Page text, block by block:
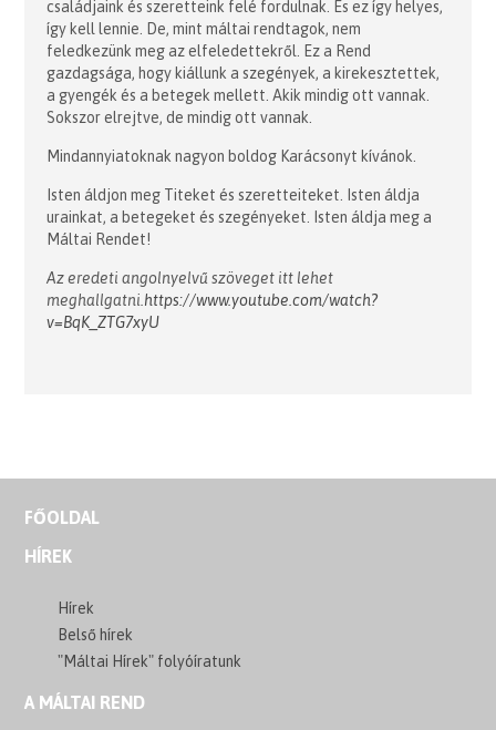
családjaink és szeretteink felé fordulnak. És ez így helyes,
így kell lennie. De, mint máltai rendtagok, nem
feledkezünk meg az elfeledettekről. Ez a Rend
gazdagsága, hogy kiállunk a szegények, a kirekesztettek,
a gyengék és a betegek mellett. Akik mindig ott vannak.
Sokszor elrejtve, de mindig ott vannak.
Mindannyiatoknak nagyon boldog Karácsonyt kívánok.
Isten áldjon meg Titeket és szeretteiteket. Isten áldja
urainkat, a betegeket és szegényeket. Isten áldja meg a
Máltai Rendet!
Az eredeti angolnyelvű szöveget itt lehet
meghallgatni. https://www.youtube.com/watch?
v=BqK_ZTG7xyU
FŐOLDAL
HÍREK
Hírek
Belső hírek
"Máltai Hírek" folyóíratunk
A MÁLTAI REND